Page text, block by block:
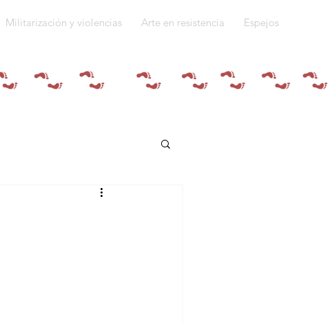
Militarización y violencias Arte en resistencia Espejos
Quiénes somos